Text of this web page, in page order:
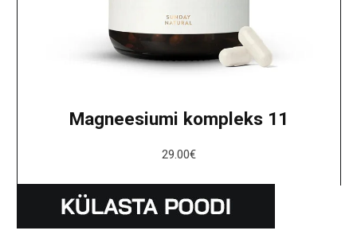
Magneesiumi kompleks 11
29.00€